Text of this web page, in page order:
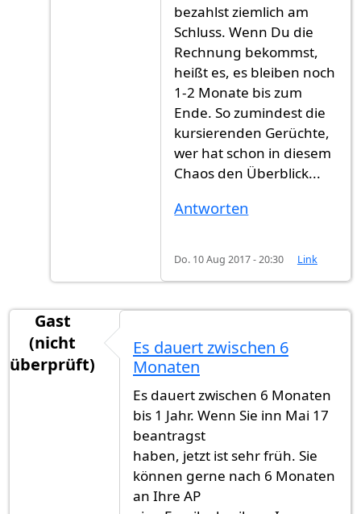
bezahlst ziemlich am
Schluss. Wenn Du die
Rechnung bekommst,
heißt es, es bleiben noch
1-2 Monate bis zum
Ende. So zumindest die
kursierenden Gerüchte,
wer hat schon in diesem
Chaos den Überblick...
Antworten
Do. 10 Aug 2017 - 20:30 Link
Gast
(nicht
überprüft)
Es dauert zwischen 6
Monaten
Es dauert zwischen 6 Monaten
bis 1 Jahr. Wenn Sie inn Mai 17
beantragst
haben, jetzt ist sehr früh. Sie
können gerne nach 6 Monaten
an Ihre AP